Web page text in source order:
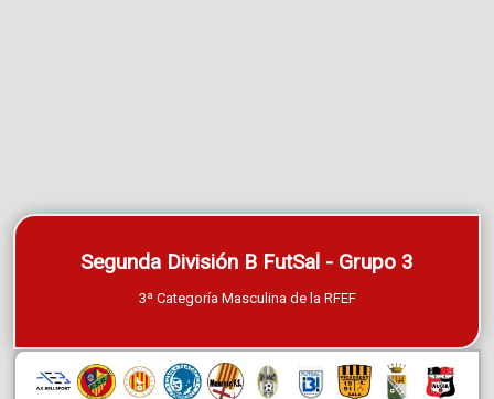
Segunda División B FutSal - Grupo 3
3ª Categoría Masculina de la RFEF